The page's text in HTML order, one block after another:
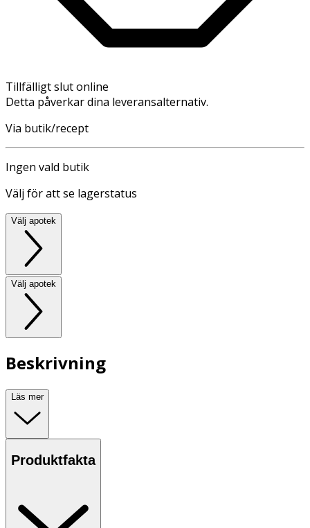
Tillfälligt slut online
Detta påverkar dina leveransalternativ.
Via butik/recept
Ingen vald butik
Välj för att se lagerstatus
Välj apotek
Välj apotek
Beskrivning
Läs mer
Produktfakta